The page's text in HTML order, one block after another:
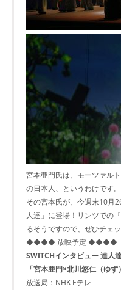
宮本亜門氏は、モーツァル
の日本人、というわけです。
その宮本氏が、今週末10月
人達」に登場！リンツでの
るそうですので、ぜひチェ
◆◆◆◆ 放映予定 ◆◆◆◆
SWITCHインタビュー 達人
「宮本亜門×北川悠仁（ゆず
放送局：NHK Eテレ